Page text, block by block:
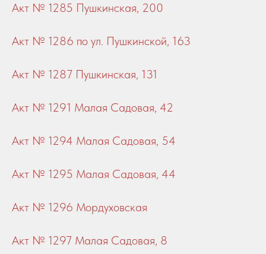
Акт № 1285 Пушкинская, 200
Акт № 1286 по ул. Пушкинской, 163
Акт № 1287 Пушкинская, 131
Акт № 1291 Малая Садовая, 42
Акт № 1294 Малая Садовая, 54
Акт № 1295 Малая Садовая, 44
Акт № 1296 Мордуховская
Акт № 1297 Малая Садовая, 8